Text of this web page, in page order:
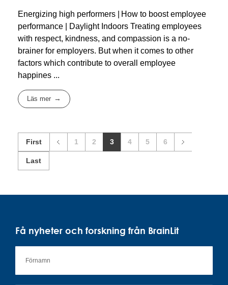
Energizing high performers | How to boost employee
performance | Daylight Indoors Treating employees
with respect, kindness, and compassion is a no-
brainer for employers. But when it comes to other
factors which contribute to overall employee
happines ...
Läs mer
First 1 2 3 4 5 6
Last
Få nyheter och forskning från BrainLit